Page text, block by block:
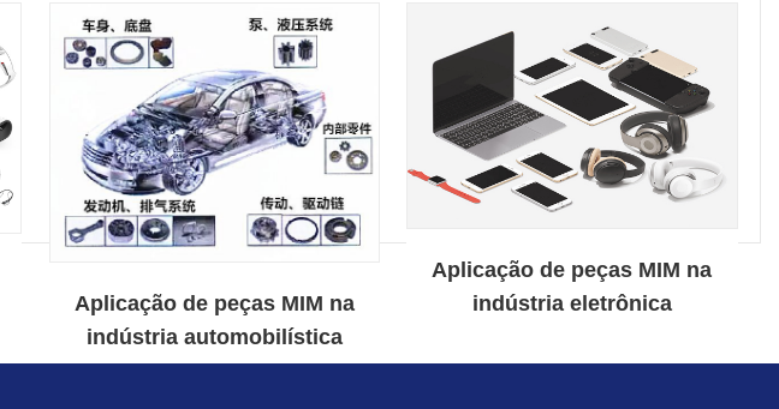
médicos
Aplicação de peças MIM na
indústria automobilística
Aplicação de peças MIM na
indústria eletrônica